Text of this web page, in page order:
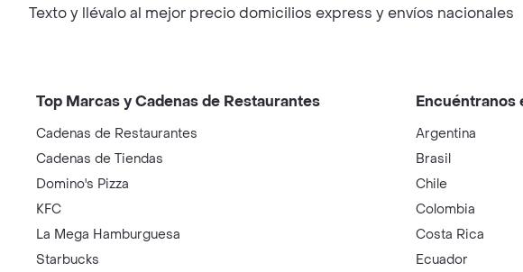
Texto y llévalo al mejor precio domicilios express y envíos nacionales
Top Marcas y Cadenas de Restaurantes
Cadenas de Restaurantes
Cadenas de Tiendas
Domino's Pizza
KFC
La Mega Hamburguesa
Starbucks
Encuéntranos
Argentina
Brasil
Chile
Colombia
Costa Rica
Ecuador